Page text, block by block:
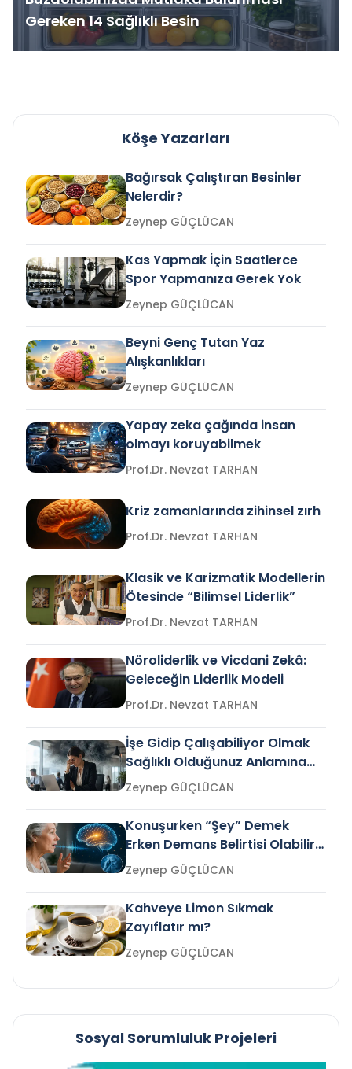
Gereken 14 Sağlıklı Besin
Köşe Yazarları
Bağırsak Çalıştıran Besinler
Nelerdir?
Zeynep GÜÇLÜCAN
Kas Yapmak İçin Saatlerce
Spor Yapmanıza Gerek Yok
Zeynep GÜÇLÜCAN
Beyni Genç Tutan Yaz
Alışkanlıkları
Zeynep GÜÇLÜCAN
Yapay zeka çağında insan
olmayı koruyabilmek
Prof.Dr. Nevzat TARHAN
Kriz zamanlarında zihinsel zırh
Prof.Dr. Nevzat TARHAN
Klasik ve Karizmatik Modellerin
Ötesinde “Bilimsel Liderlik”
Prof.Dr. Nevzat TARHAN
Nöroliderlik ve Vicdani Zekâ:
Geleceğin Liderlik Modeli
Prof.Dr. Nevzat TARHAN
İşe Gidip Çalışabiliyor Olmak
Sağlıklı Olduğunuz Anlamına
Gelir mi?Zeynep GÜÇLÜCAN
Konuşurken “Şey” Demek
Erken Demans Belirtisi Olabilir
mi?
Zeynep GÜÇLÜCAN
Kahveye Limon Sıkmak
Zayıflatır mı?
Zeynep GÜÇLÜCAN
Sosyal Sorumluluk Projeleri